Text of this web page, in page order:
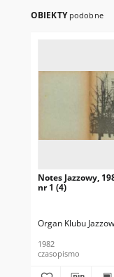
OBIEKTY podobne
Notes Jazzowy,
nr 1 (4)
Organ Klubu
1982
czasopismo